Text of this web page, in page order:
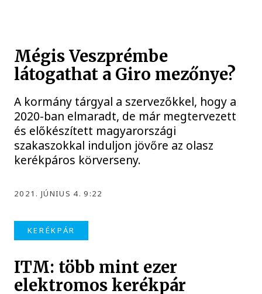
Mégis Veszprémbe
látogathat a Giro mezőnye?
A kormány tárgyal a szervezőkkel, hogy a
2020-ban elmaradt, de már megtervezett
és előkészített magyarországi
szakaszokkal induljon jövőre az olasz
kerékpáros körverseny.
2021. JÚNIUS 4. 9:22
KERÉKPÁR
ITM: több mint ezer
elektromos kerékpár